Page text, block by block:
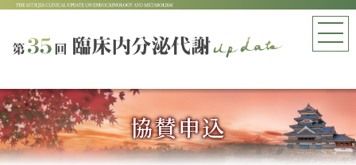
協賛申込